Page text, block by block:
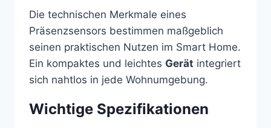
Die technischen Merkmale eines
Präsenzsensors bestimmen maßgeblich
seinen praktischen Nutzen im Smart Home.
Ein kompaktes und leichtes Gerät integriert
sich nahtlos in jede Wohnumgebung.
Wichtige Spezifikationen